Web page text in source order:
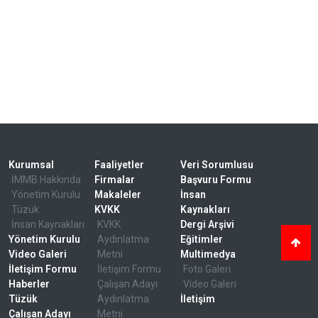
Kurumsal
İMMB Hakkında
Yönetim Kurulu
Tüzük
İnsan Kaynakları
Yönetim Kurulu
Video Galeri
İletişim Formu
Haberler
Tüzük
Çalışan Adayı
Faaliyetler
Firmalar
Makaleler
KVKK
KVKK
Aydınlatma
Metni
İletişim Formu
Çalışan Adayı
Aydınlatma
Metni
Veri Sorumlusu
Başvuru Formu
İnsan
Kaynakları
Dergi Arşivi
Eğitimler
Multimedya
Foto Galeri
Video Galeri
İletişim